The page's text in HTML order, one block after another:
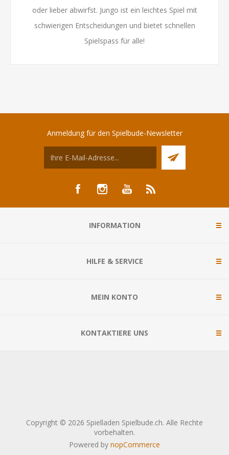
oder lieber abwirfst. Jungo ist ein leichtes Spiel mit
schwierigen Entscheidungen und bietet schnellen
Spielspass für alle!
Anmeldung für den Spielbude-Newsletter
INFORMATION
HILFE & SERVICE
MEIN KONTO
KONTAKTIERE UNS
Copyright © 2026 Spielladen Spielbude.ch. Alle Rechte
vorbehalten.
Powered by nopCommerce